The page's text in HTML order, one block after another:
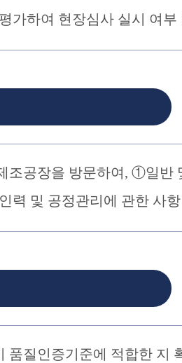
가하여 현장심사 실시 여부
조공장을 방문하여, ①일반
력 및 공정관리에 관한 사
품질인증기준에 적합한 지